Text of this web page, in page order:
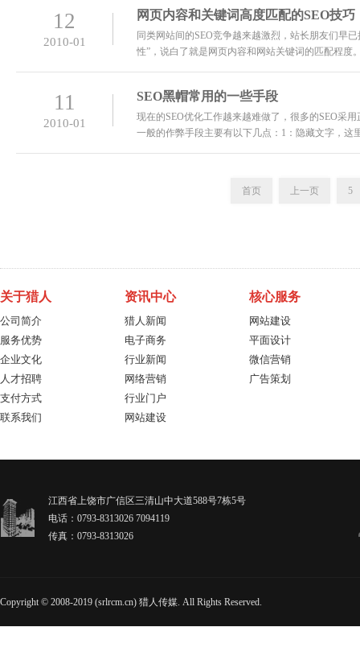
12
2010-01
网页内容和关键词高度匹配的SEO技巧
同类网站间的SEO竞争越来越激烈，站长朋友们早
性”，说白了就是网页内容和网站关键词的匹配程度
11
2010-01
SEO黑帽常用的一些手段
现在的SEO优化工作越来越难做了，很多的SEO采
一般的作弊手段主要有以下几点：1：隐藏文字，
首页 上一页 5
关于猎人
公司简介
服务优势
企业文化
人才招聘
支付方式
联系我们
资讯中心
猎人新闻
电子商务
行业新闻
网络营销
行业门户
网站建设
核心服务
网站建设
平面设计
微信营销
广告策划
江西省上饶市广信区三清山中大道588号7栋5号
电话：0793-8313026 7094119
传真：0793-8313026
Copyright © 2008-2019 (srlrcm.cn) 猎人传媒. All Rights Reserved.